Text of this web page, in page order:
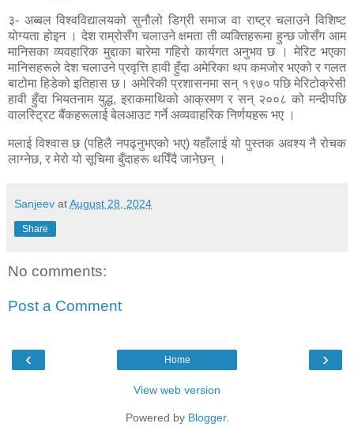
३- अब्बल विश्वविद्यालयको सुनौलो डिग्री समाज वा राष्ट्र चलाउने विशिष्ट
योग्यता होइन । देश राम्रोसँग चलाउने क्षमता ती व्यक्तिहरूमा हुन्छ जोसँग आम
मानिसका व्यवहारिक मुद्दाका बारेमा गहिरो कार्यगत अनुभव छ । मेरिट भएका
मानिसहरूले देश चलाउने प्रवृत्ति हावी हुँदा अमेरिका थप कमजोर भएको र गलत
बाटोमा हिडेको इतिहास छ। अमेरिकी प्रशासनमा सन् १९७० पछि मेरिटोक्रेसी
हावी हुँदा भियतनाम युद्ध, इराकमाथिको आक्रमण र सन् २००८ को मन्दीपछि
वालस्ट्रिट बैंकहरूलाई बेलआउट गर्ने अव्यवाहरिक निर्णयहरू भए ।
मलाई विश्वास छ (पहिलै नपढ्नुभएको भए) यहाँलाई यो पुस्तक अवश्य नै रोचक
लाग्नेछ, र मेरो यो सूचिमा बुँदाहरू थपिँदै जानेछन् ।
Sanjeev atAugust 28, 2024
Share
No comments:
Post a Comment
‹ ›
Home
View web version
Powered by Blogger.